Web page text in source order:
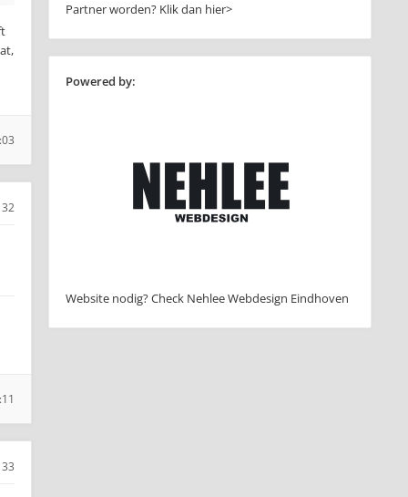
32
33
Partner worden? Klik dan hier>
Powered by:
Website nodig? Check Nehlee Webdesign Eindhoven